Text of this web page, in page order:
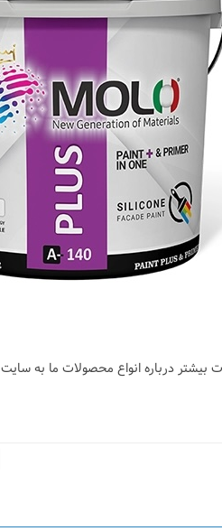
بیشتر درباره انواع محصولات ما به سایت